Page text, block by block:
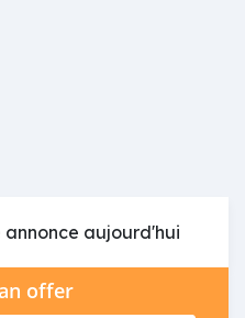
aujourd'hui
offer